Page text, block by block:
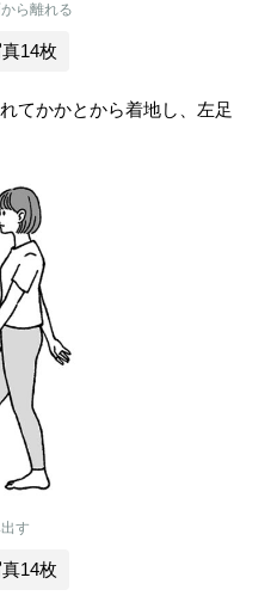
ら離れる
14枚
てかかとから着地し、左足
す
14枚